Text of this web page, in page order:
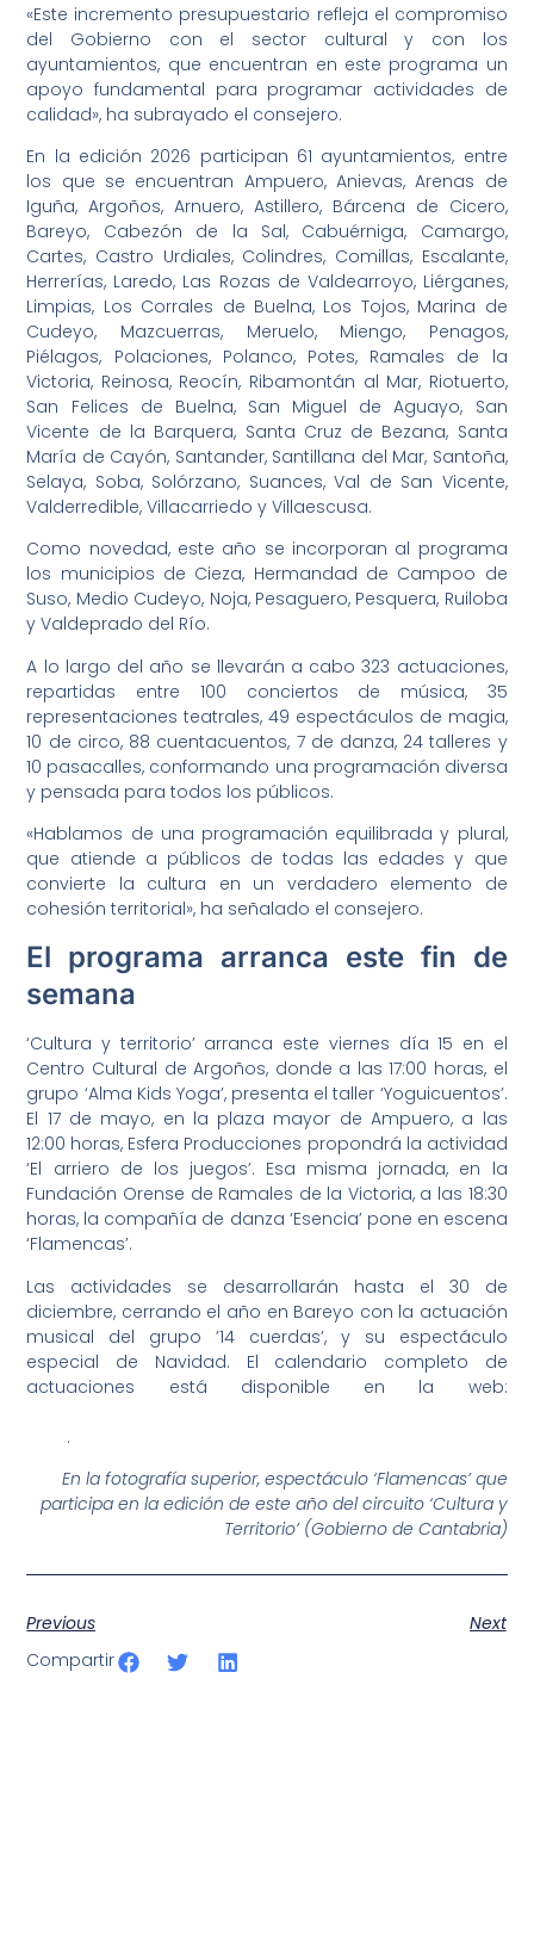
«Este incremento presupuestario refleja el compromiso
del Gobierno con el sector cultural y con los
ayuntamientos, que encuentran en este programa un
apoyo fundamental para programar actividades de
calidad», ha subrayado el consejero.
En la edición 2026 participan 61 ayuntamientos, entre
los que se encuentran Ampuero, Anievas, Arenas de
Iguña, Argoños, Arnuero, Astillero, Bárcena de Cicero,
Bareyo, Cabezón de la Sal, Cabuérniga, Camargo,
Cartes, Castro Urdiales, Colindres, Comillas, Escalante,
Herrerías, Laredo, Las Rozas de Valdearroyo, Liérganes,
Limpias, Los Corrales de Buelna, Los Tojos, Marina de
Cudeyo, Mazcuerras, Meruelo, Miengo, Penagos,
Piélagos, Polaciones, Polanco, Potes, Ramales de la
Victoria, Reinosa, Reocín, Ribamontán al Mar, Riotuerto,
San Felices de Buelna, San Miguel de Aguayo, San
Vicente de la Barquera, Santa Cruz de Bezana, Santa
María de Cayón, Santander, Santillana del Mar, Santoña,
Selaya, Soba, Solórzano, Suances, Val de San Vicente,
Valderredible, Villacarriedo y Villaescusa.
Como novedad, este año se incorporan al programa
los municipios de Cieza, Hermandad de Campoo de
Suso, Medio Cudeyo, Noja, Pesaguero, Pesquera, Ruiloba
y Valdeprado del Río.
A lo largo del año se llevarán a cabo 323 actuaciones,
repartidas entre 100 conciertos de música, 35
representaciones teatrales, 49 espectáculos de magia,
10 de circo, 88 cuentacuentos, 7 de danza, 24 talleres y
10 pasacalles, conformando una programación diversa
y pensada para todos los públicos.
«Hablamos de una programación equilibrada y plural,
que atiende a públicos de todas las edades y que
convierte la cultura en un verdadero elemento de
cohesión territorial», ha señalado el consejero.
El programa arranca este fin de
semana
‘Cultura y territorio’ arranca este viernes día 15 en el
Centro Cultural de Argoños, donde a las 17:00 horas, el
grupo ‘Alma Kids Yoga’, presenta el taller ‘Yoguicuentos’.
El 17 de mayo, en la plaza mayor de Ampuero, a las
12:00 horas, Esfera Producciones propondrá la actividad
‘El arriero de los juegos’. Esa misma jornada, en la
Fundación Orense de Ramales de la Victoria, a las 18:30
horas, la compañía de danza ‘Esencia’ pone en escena
‘Flamencas’.
Las actividades se desarrollarán hasta el 30 de
diciembre, cerrando el año en Bareyo con la actuación
musical del grupo ’14 cuerdas’, y su espectáculo
especial de Navidad. El calendario completo de
actuaciones está disponible en la web:
.
En la fotografía superior, espectáculo ‘Flamencas’ que
participa en la edición de este año del circuito ‘Cultura y
Territorio’ (Gobierno de Cantabria)
Previous
Next
Compartir